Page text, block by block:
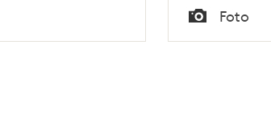
Tid
Typ
Foto